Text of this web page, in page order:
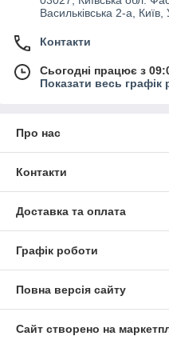
Васильківська 2-а, Київ,
Контакти
Сьогодні працює з
Показати весь графік
Про нас
Контакти
Доставка та оплата
Графік роботи
Повна версія сайту
Сайт створено на